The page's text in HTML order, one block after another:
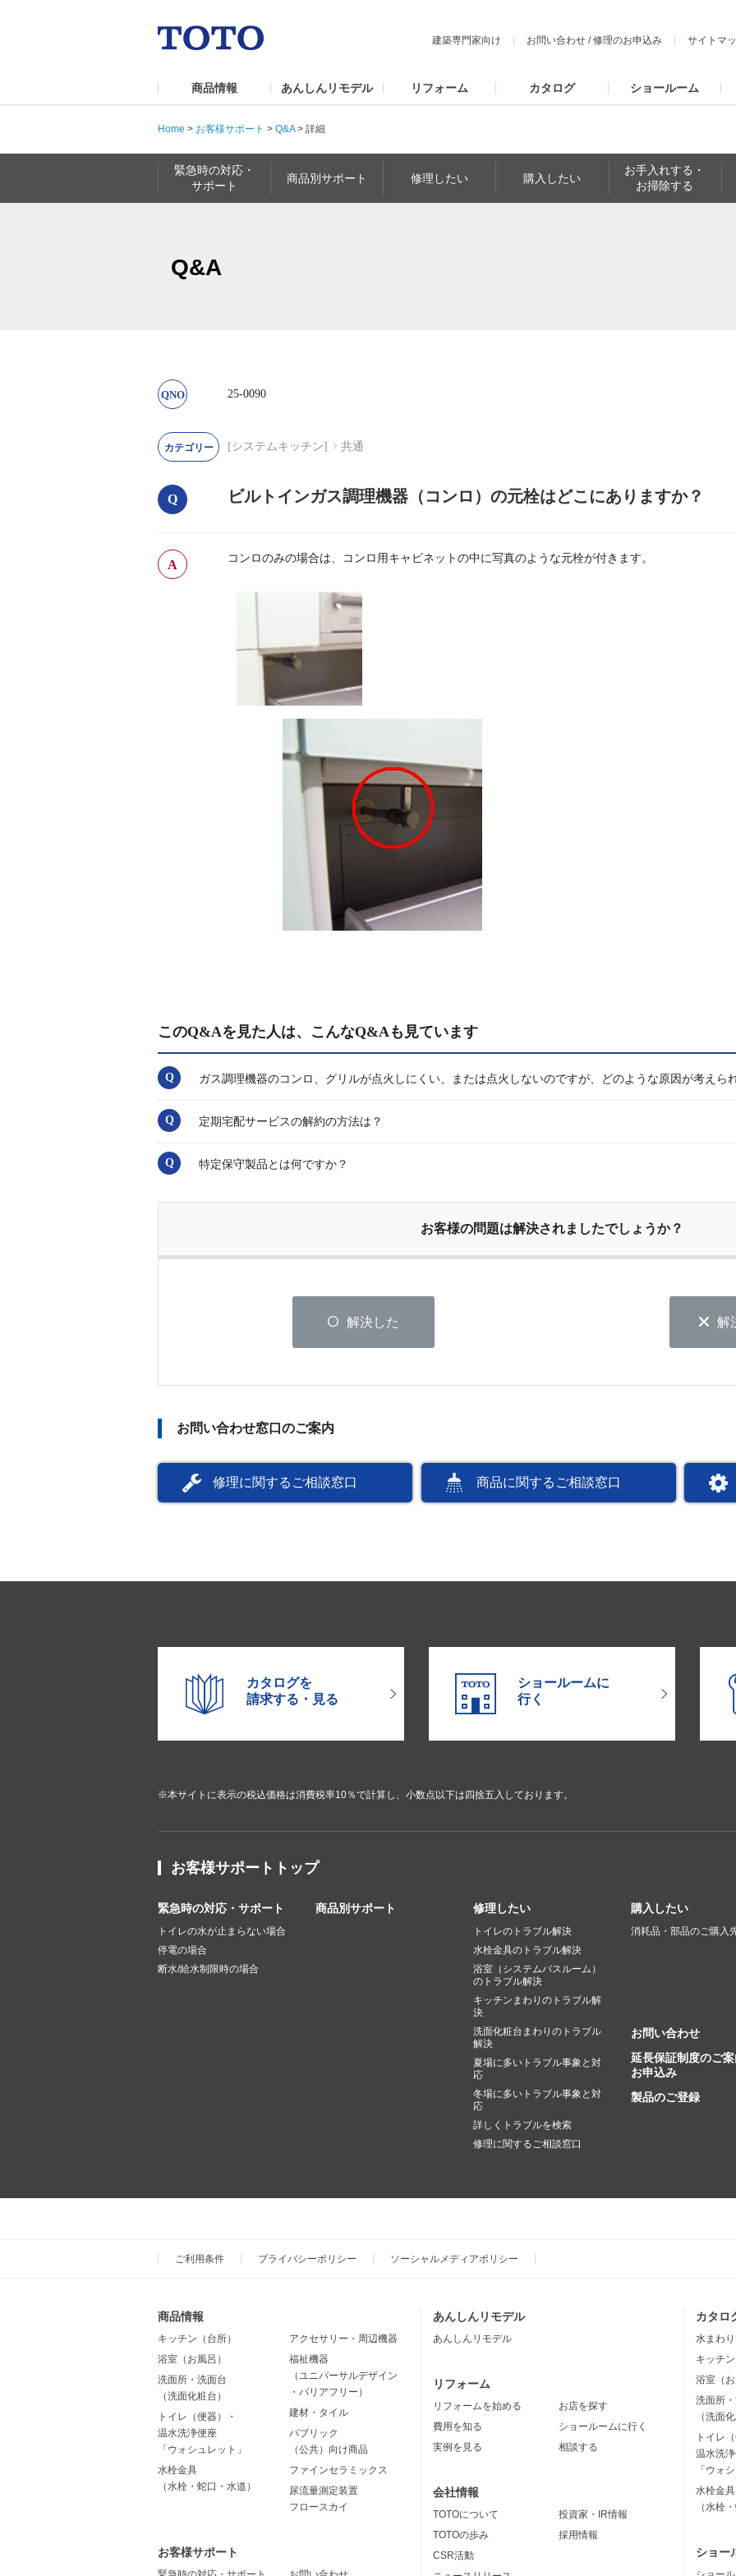
建築専門家向け お問い合わせ /修理のお申込み サイトマ
商品情報 あんしんリモデル リフォーム カタログ ショールーム
Home > お客様サポート > Q&A> 詳細
緊急時の対応・
サポート
商品別サポート 修理したい 購入したい
お手入れする・
お掃除する
Q&A
25-0090
[システムキッチン] 共通
ビルトインガス調理機器（コンロ）の元栓はどこにありますか？
コンロのみの場合は、コンロ用キャビネットの中に写真のような元栓が付きます。
このQ&Aを見た人は、こんなQ&Aも見ています
ガス調理機器のコンロ、グリルが点火しにくい、または点火しないのですが、どのような原因が考えら
定期宅配サービスの解約の方法は？
特定保守製品とは何ですか？
お客様の問題は解決されましたでしょうか？
解決した 解
お問い合わせ窓口のご案内
修理に関するご相談窓口 商品に関するご相談窓口
カタログを
請求する・見る
ショールームに
行く
※本サイトに表示の税込価格は消費税率10％で計算し、小数点以下は四捨五入しております。
お客様サポートトップ
緊急時の対応・サポート
トイレの水が止まらない場合
停電の場合
断水/給水制限時の場合
商品別サポート 修理したい
トイレのトラブル解決
水栓金具のトラブル解決
浴室（システムバスルーム）
のトラブル解決
キッチンまわりのトラブル解
決
洗面化粧台まわりのトラブル
解決
夏場に多いトラブル事象と対
応
冬場に多いトラブル事象と対
応
詳しくトラブルを検索
修理に関するご相談窓口
購入したい
消耗品・部品のご購入
お問い合わせ
延長保証制度のご
お申込み
製品のご登録
ご利用条件 プライバシーポリシー ソーシャルメディアポリシー
商品情報
キッチン（台所）
浴室（お風呂）
洗面所・洗面台
（洗面化粧台）
トイレ（便器）・
温水洗浄便座
「ウォシュレット」
水栓金具
（水栓・蛇口・水道）
アクセサリー・周辺機器
福祉機器
（ユニバーサルデザイン
・バリアフリー）
建材・タイル
パブリック
（公共）向け商品
ファインセラミックス
尿流量測定装置
フロースカイ
お客様サポート
あんしんリモデル
あんしんリモデル
リフォーム
リフォームを始める
費用を知る
実例を見る
お店を探す
ショールームに行く
相談する
会社情報
TOTOについて
TOTOの歩み
CSR活動
投資家・IR情報
採用情報
カタロ
水まわ
キッチ
浴室（
洗面所
（洗面
トイレ
温水洗
「ウォ
水栓金具
（水栓
ショー